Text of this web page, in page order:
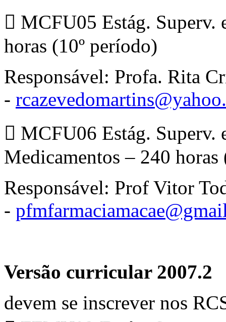
 MCFU05 Estág. Superv.
horas (10º período)
Responsável: Profa. Rita
-
 MCFU06 Estág. Superv.
Medicamentos – 240 horas
Responsável: Prof Vitor
-
Versão curricular 2007.2
devem se inscrever nos